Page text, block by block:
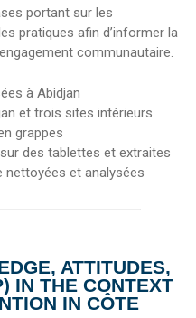
portant sur les
pratiques afin d’informer la
communautaire.
à Abidjan
et trois sites intérieurs
grappes
des tablettes et extraites
nettoyées et analysées
ATTITUDES,
IN THE CONTEXT
IN CÔTE